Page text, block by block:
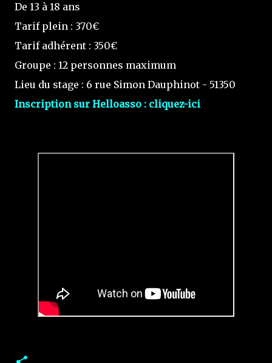
De 13 à 18 ans
Tarif plein : 370€
Tarif adhérent : 350€
Groupe : 12 personnes maximum
Lieu du stage : 6 rue Simon Dauphinot - 51350
Inscription sur Helloasso : cliquez-ici